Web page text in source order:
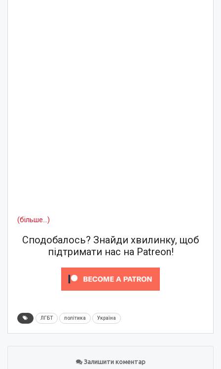
(більше…)
Сподобалось? Знайди хвилинку, щоб
підтримати нас на Patreon!
ЛГБТ політика Україна
Залишити коментар